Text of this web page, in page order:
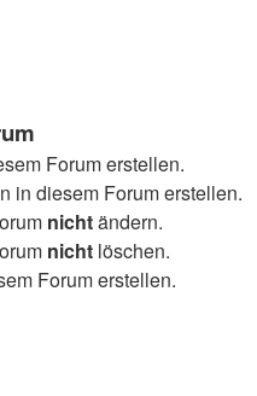
Forum erstellen.
in diesem Forum erstellen.
nichtändern.
nicht löschen.
Forum erstellen.